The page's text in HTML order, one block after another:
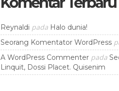
Reynaldi pada Halo dunia!
Seorang Komentator WordPress
A WordPress Commenterpada
Linquit, Dossi Placet. Quisenim